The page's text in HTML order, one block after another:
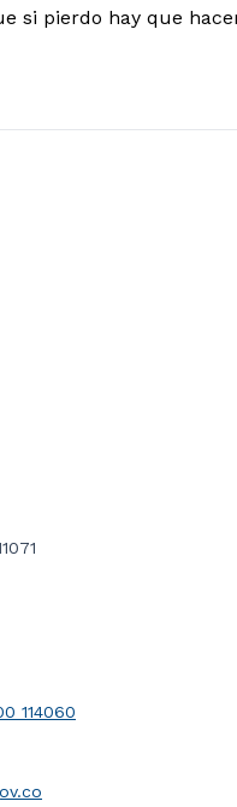
si pierdo hay que
114060